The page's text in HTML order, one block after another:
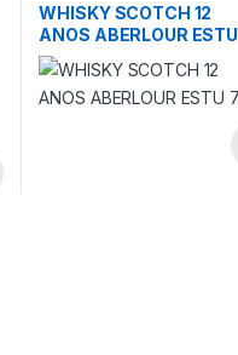
WHISKY SCOTCH 12
ANOS ABERLOUR ESTU
700